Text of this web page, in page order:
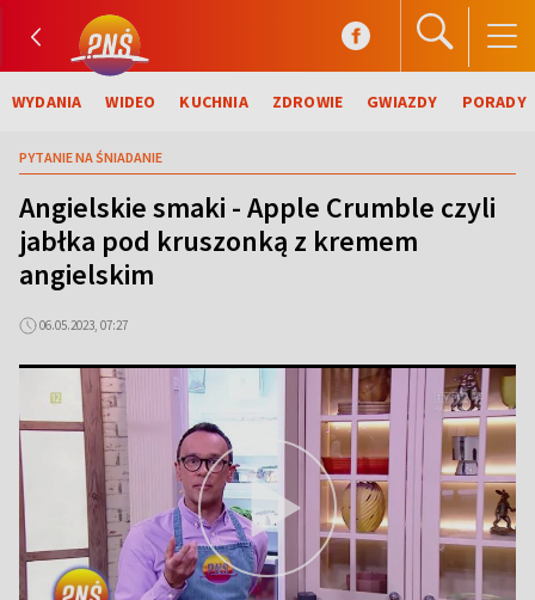
WYDANIA WIDEO KUCHNIA ZDROWIE GWIAZDY PORADY
PYTANIE NA ŚNIADANIE
Angielskie smaki - Apple Crumble czyli
jabłka pod kruszonką z kremem
angielskim
06.05.2023, 07:27